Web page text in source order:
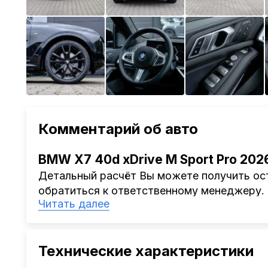
Комментарий об авто
BMW X7 40d xDrive M Sport Pro
Детальный расчёт Вы можете получить
обратиться к ответственному менеджеру.
Наша компания
проверка автомобиля, полное
Читать далее
Технические характеристики